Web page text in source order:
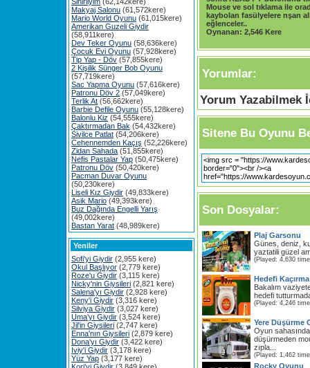
Makyaj Salonu (61,572kere)
Mario World Oyunu (61,015kere)
Amerikan Guzeli Giydir
(58,911kere)
Dev Teker Oyunu (58,636kere)
Çocuk Evi Oyunu (57,928kere)
Tip Yap - Döv (57,855kere)
2 Kişilik Sünger Bob Oyunu
(57,719kere)
Sac Yapma Oyunu (57,616kere)
Patronu Döv 2 (57,049kere)
Terlik At (56,662kere)
Barbie Defile Oyunu (55,128kere)
Balonlu Kiz (54,555kere)
Çaktırmadan Bak (54,432kere)
Sivilce Patlat (54,206kere)
Cehennemden Kaçış (52,226kere)
Zidan Sahada (51,855kere)
Nefis Pastalar Yap (50,475kere)
Patronu Döv (50,420kere)
Pacman Duvar Oyunu
(50,230kere)
Liseli Kız Giydir (49,833kere)
Asik Mario (49,393kere)
Buz Dağında Engelli Yarış
(49,002kere)
Bastan Yarat (48,989kere)
Yeniler
Sofi'yi Giydir (2,955 kere)
Okul Başlıyor (2,779 kere)
Roze'u Giydir (3,115 kere)
Nicky'nin Giysileri (2,821 kere)
Salena'yı Giydir (2,928 kere)
Keny'i Giydir (3,316 kere)
Silviya Giydir (3,027 kere)
Uma'yı Giydir (3,524 kere)
Jil'in Giysileri (2,747 kere)
Enna'nın Giysileri (2,879 kere)
Dona'yı Giydir (3,422 kere)
Iviy'i Giydir (3,178 kere)
Yüz Yap (3,177 kere)
Mouse ve sol tıklama ile
kaybolan fasülyelere nşan
eğlenceler..
Oynanan: 2,546 Kere
Yorumlar:
Yorum Yazabilmek
Sitene Bu Oyunu
Son Dosyalar:
Plaj Garsonu
Günes, deniz,
yaztatili güzel
(Played: 4,630
Hedefi Kaçırma
Bakalım
hedefi
(Played: 4,246
Yere Düşürme
Oyun
düşürmeden
zıpla...
(Played: 1,462
Rocky Oyunu